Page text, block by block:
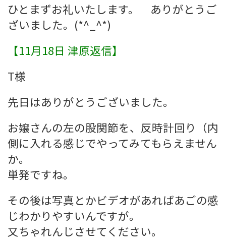
ひとまずお礼いたします。 ありがとうご
ざいました。(*^_^*)
【11月18日 津原返信】
T様
先日はありがとうございました。
お嬢さんの左の股関節を、反時計回り（内
側に入れる感じでやってみてもらえません
か。
単発ですね。
その後は写真とかビデオがあればあごの感
じわかりやすいんですが。
又ちゃれんじさせてください。